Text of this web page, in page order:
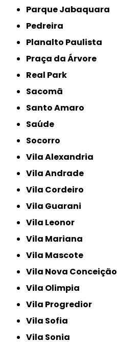
Parque Jabaquara
Pedreira
Planalto Paulista
Praça da Árvore
Real Park
Sacomã
Santo Amaro
Saúde
Socorro
Vila Alexandria
Vila Andrade
Vila Cordeiro
Vila Guarani
Vila Leonor
Vila Mariana
Vila Mascote
Vila Nova Conceição
Vila Olimpia
Vila Progredior
Vila Sofia
Vila Sonia